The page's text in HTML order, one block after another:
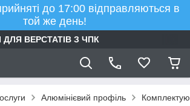
до 17:00 відправляються в
той же день!
ВЕРСТАТІВ З ЧПК
Алюмінієвий профіль